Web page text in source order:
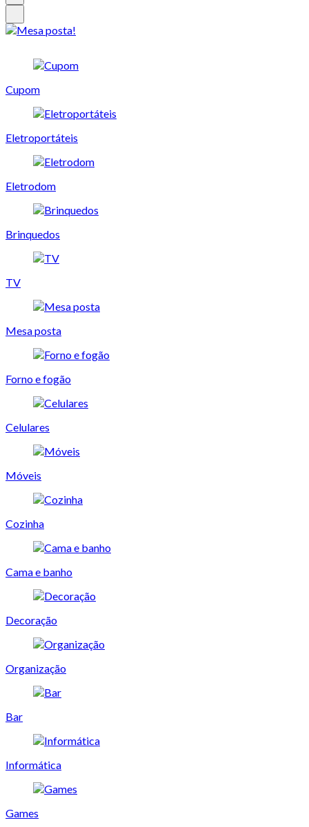
Cupom
Eletroportáteis
Eletrodom
Brinquedos
TV
Mesa posta
Forno e fogão
Celulares
Móveis
Cozinha
Cama e banho
Decoração
Organização
Bar
Informática
Games